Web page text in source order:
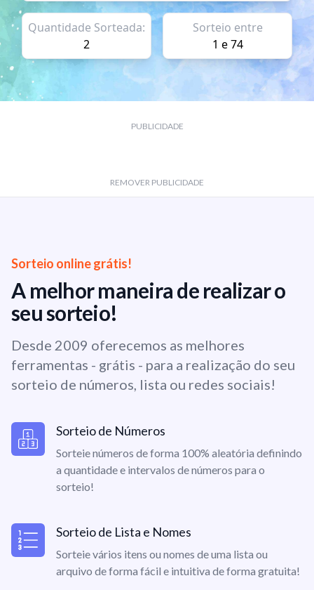
Quantidade Sorteada:
2
Sorteio entre
1 e 74
PUBLICIDADE
REMOVER PUBLICIDADE
Sorteio online grátis!
A melhor maneira de realizar o
seu sorteio!
Desde 2009 oferecemos as melhores
ferramentas - grátis - para a realização do seu
sorteio de números, lista ou redes sociais!
Sorteio de Números
Sorteie números de forma 100% aleatória definindo
a quantidade e intervalos de números para o
sorteio!
Sorteio de Lista e Nomes
Sorteie vários itens ou nomes de uma lista ou
arquivo de forma fácil e intuitiva de forma gratuita!